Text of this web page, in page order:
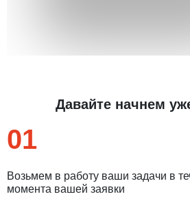
Давайте начнем
01
Возьмем в работу ваши задачи в
момента вашей заявки